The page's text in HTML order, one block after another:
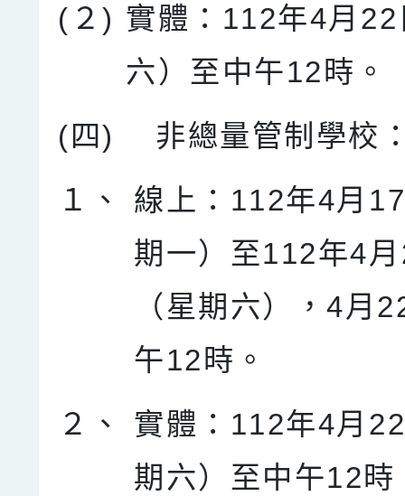
(２) 實體：112年4月
六）至中午12時。
(四)
非總量管制學校
１、
線上：112年4月
期一）至112年4
（星期六），4月
午12時。
２、
實體：112年4月
期六）至中午12時